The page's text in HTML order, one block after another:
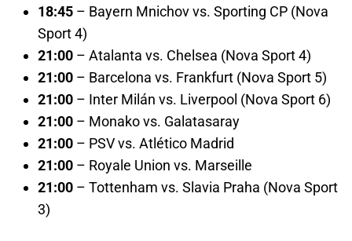
18:45 – Bayern Mnichov vs. Sporting CP (Nova
Sport 4)
21:00 – Atalanta vs. Chelsea (Nova Sport 4)
21:00 – Barcelona vs. Frankfurt (Nova Sport 5)
21:00 – Inter Milán vs. Liverpool (Nova Sport 6)
21:00 – Monako vs. Galatasaray
21:00 – PSV vs. Atlético Madrid
21:00 – Royale Union vs. Marseille
21:00 – Tottenham vs. Slavia Praha (Nova Sport
3)